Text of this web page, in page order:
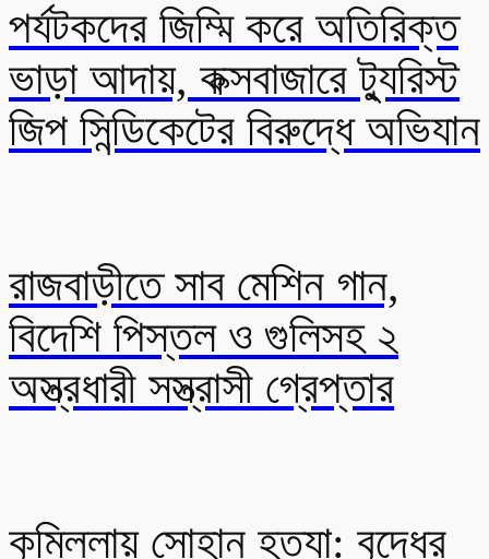
পর্যটকদের জিম্মি করে অতিরিক্ত
ভাড়া আদায়, কক্সবাজারে ট্যুরিস্ট
জিপ সিন্ডিকেটের বিরুদ্ধে অভিযান
রাজবাড়ীতে সাব মেশিন গান,
বিদেশি পিস্তল ও গুলিসহ ২
অস্ত্রধারী সস্ত্রাসী গ্রেপ্তার
কুমিল্লায় সোহান হত্যা: বৃদ্ধের